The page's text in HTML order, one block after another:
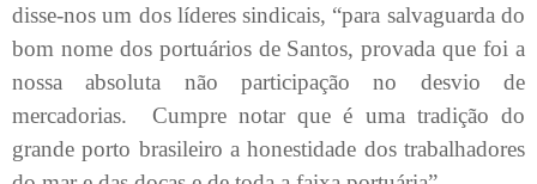
disse-nos um dos líderes sindicais, “para salvaguarda do
bom nome dos portuários de Santos, provada que foi a
nossa absoluta não participação no desvio de
mercadorias.
Cumpre notar que é uma tradição do
grande porto brasileiro a honestidade dos trabalhadores